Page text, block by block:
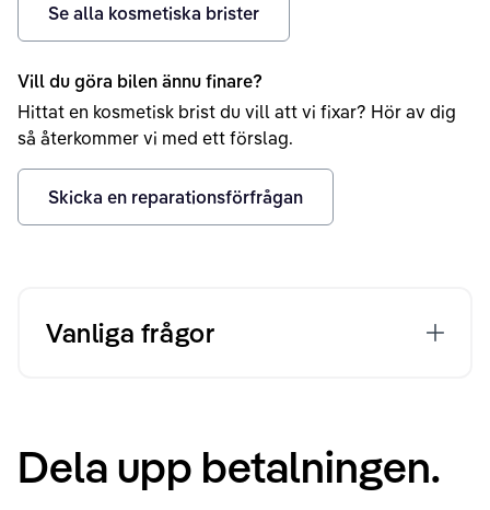
Se alla kosmetiska brister
Vill du göra bilen ännu finare?
Hittat en kosmetisk brist du vill att vi fixar? Hör av dig
så återkommer vi med ett förslag.
Skicka en reparationsförfrågan
Vanliga frågor
Dela upp betalningen.